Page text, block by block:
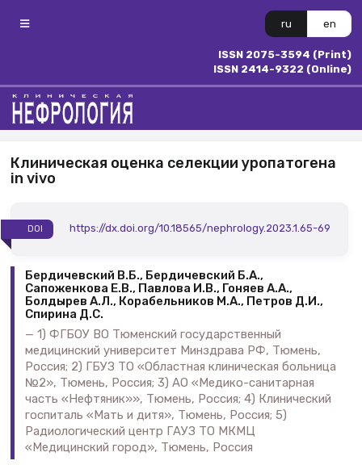
ru en
ISSN 2075-3594 (Print)
ISSN 2414-9322 (Online)
Клиническая оценка селекции уропатогена
in vivo
DOI https://dx.doi.org/10.18565/nephrology.2023.1.65-69
Бердичевский В.Б., Бердичевский Б.А.,
Сапоженкова Е.В., Павлова И.В., Гоняев А.А.,
Болдырев А.Л., Корабельников М.А., Петров Д.И.,
Спирина Д.С.
1) ФГБОУ ВО Тюменский государственный
медицинский университет Минздрава РФ, Тюмень,
Россия; 2) ГБУЗ ТО «Областная клиническая больница
№2», Тюмень, Россия; 3) АО «Медико-санитарная
часть «Нефтяник»», Тюмень, Россия; 4) Клинический
госпиталь «Мать и дитя», Тюмень, Россия; 5)
Радиологический центр ГАУЗ ТО МКМЦ
«Медицинский город», Тюмень, Россия